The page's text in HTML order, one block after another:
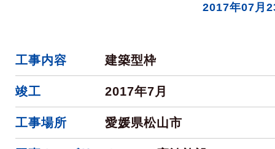
2017年07月
工事内容 建築型枠
竣工 2017年7月
工事場所 愛媛県松山市